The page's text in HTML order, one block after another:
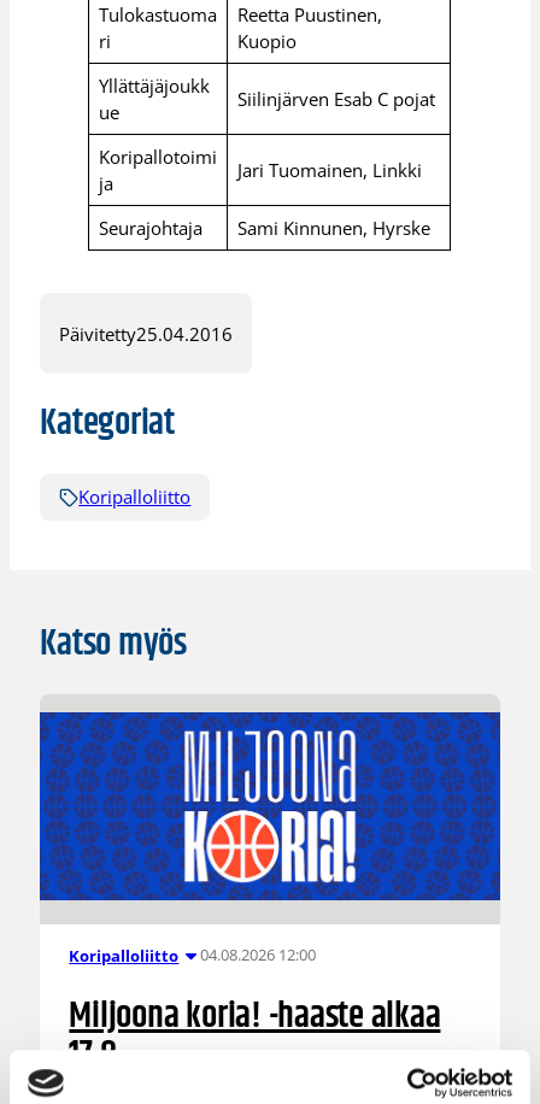
Tulokastuoma
ri
Reetta Puustinen,
Kuopio
Yllättäjäjoukk
ue
Siilinjärven Esab C pojat
Koripallotoimi
ja
Jari Tuomainen, Linkki
Seurajohtaja Sami Kinnunen, Hyrske
Päivitetty25.04.2016
Kategoriat
Koripalloliitto
Katso myös
Koripalloliitto 04.08.2026 12:00
Miljoona koria! -haaste alkaa
17.8.